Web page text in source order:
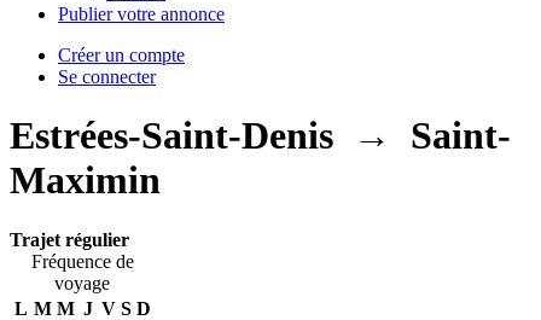
Publier votre annonce
Créer un compte
Se connecter
Estrées-Saint-Denis →
Saint-
Maximin
Trajet régulier
Fréquence de
voyage
L M M J V S D